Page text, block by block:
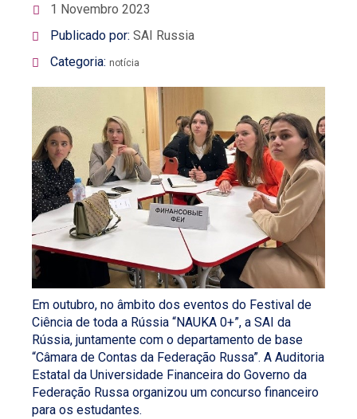
1 Novembro 2023
Publicado por: SAI Russia
Categoria: notícia
Em outubro, no âmbito dos eventos do Festival de
Ciência de toda a Rússia “NAUKA 0+”, a SAI da
Rússia, juntamente com o departamento de base
“Câmara de Contas da Federação Russa”. A Auditoria
Estatal da Universidade Financeira do Governo da
Federação Russa organizou um concurso financeiro
para os estudantes.